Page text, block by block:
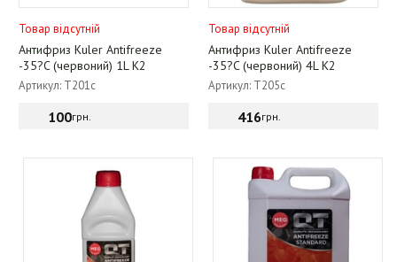
Товар відсутній
Антифриз Kuler Antifreeze
-35?C (червоний) 1L K2
Артикул: T201c
100грн.
Товар відсутній
Антифриз Kuler Antifreeze
-35?C (червоний) 4L K2
Артикул: T205c
416грн.